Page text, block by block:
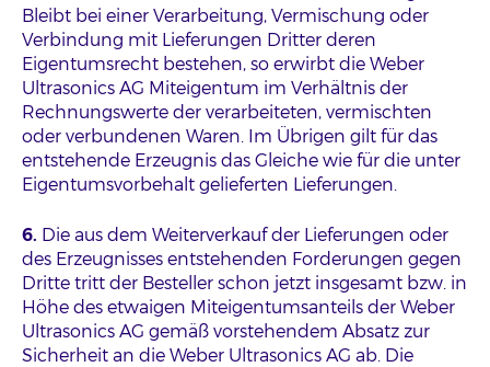
Bleibt bei einer Verarbeitung, Vermischung oder
Verbindung mit Lieferungen Dritter deren
Eigentumsrecht bestehen, so erwirbt die Weber
Ultrasonics AG Miteigentum im Verhältnis der
Rechnungswerte der verarbeiteten, vermischten
oder verbundenen Waren. Im Übrigen gilt für das
entstehende Erzeugnis das Gleiche wie für die unter
Eigentumsvorbehalt gelieferten Lieferungen.
6. Die aus dem Weiterverkauf der Lieferungen oder
des Erzeugnisses entstehenden Forderungen gegen
Dritte tritt der Besteller schon jetzt insgesamt bzw. in
Höhe des etwaigen Miteigentumsanteils der Weber
Ultrasonics AG gemäß vorstehendem Absatz zur
Sicherheit an die Weber Ultrasonics AG ab. Die